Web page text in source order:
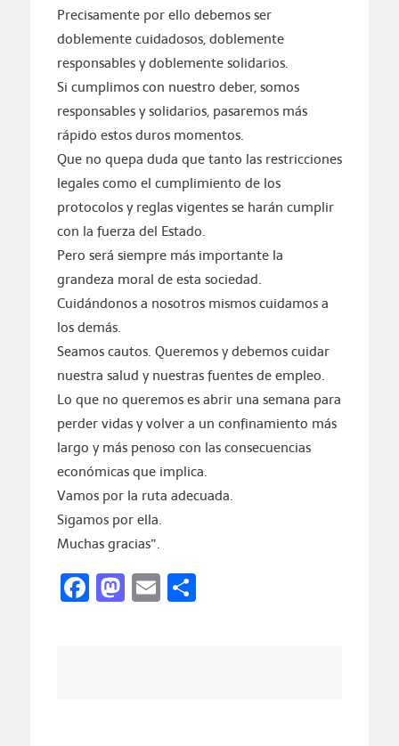
Precisamente por ello debemos ser
doblemente cuidadosos, doblemente
responsables y doblemente solidarios.
Si cumplimos con nuestro deber, somos
responsables y solidarios, pasaremos más
rápido estos duros momentos.
Que no quepa duda que tanto las restricciones
legales como el cumplimiento de los
protocolos y reglas vigentes se harán cumplir
con la fuerza del Estado.
Pero será siempre más importante la
grandeza moral de esta sociedad.
Cuidándonos a nosotros mismos cuidamos a
los demás.
Seamos cautos. Queremos y debemos cuidar
nuestra salud y nuestras fuentes de empleo.
Lo que no queremos es abrir una semana para
perder vidas y volver a un confinamiento más
largo y más penoso con las consecuencias
económicas que implica.
Vamos por la ruta adecuada.
Sigamos por ella.
Muchas gracias”.
Facebook
Mastodon
EmailCompartir